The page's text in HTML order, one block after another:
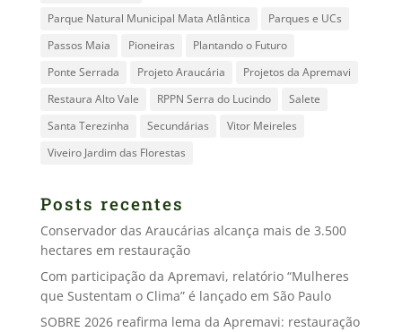
Parque Natural Municipal Mata Atlântica
Parques e UCs
Passos Maia
Pioneiras
Plantando o Futuro
Ponte Serrada
Projeto Araucária
Projetos da Apremavi
Restaura Alto Vale
RPPN Serra do Lucindo
Salete
Santa Terezinha
Secundárias
Vitor Meireles
Viveiro Jardim das Florestas
Posts recentes
Conservador das Araucárias alcança mais de 3.500
hectares em restauração
Com participação da Apremavi, relatório “Mulheres
que Sustentam o Clima” é lançado em São Paulo
SOBRE 2026 reafirma lema da Apremavi: restauração